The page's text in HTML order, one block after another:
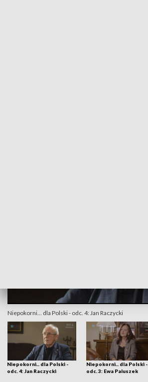
Niepokorni... dla Polski - odc. 4: Jan Raczycki
Niepokorni... dla Polski -
odc. 4: Jan Raczycki
Niepokorni... dla Polski -
odc. 3: Ewa Paluszek